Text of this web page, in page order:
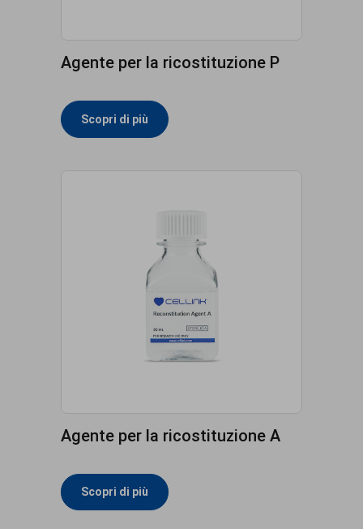
Agente per la ricostituzione P
Scopri di più
Agente per la ricostituzione A
Scopri di più